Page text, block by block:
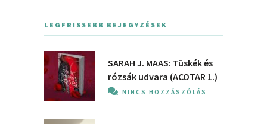
LEGFRISSEBB BEJEGYZÉSEK
SARAH J. MAAS: Tüskék és
rózsák udvara (ACOTAR 1.)
NINCS HOZZÁSZÓLÁS